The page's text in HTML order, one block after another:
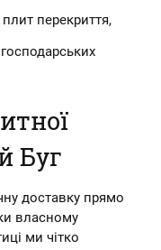
плит перекриття,
Буг
доставку прямо
власному
ми чітко